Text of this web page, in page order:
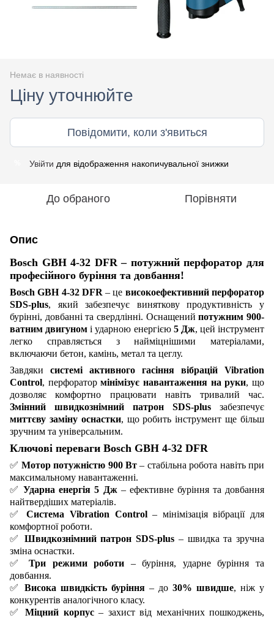
Немає в наявності
Ціну уточнюйте
Повідомити, коли з'явиться
Увійти для відображення накопичувальної знижки
До обраного Порівняти
Опис
Bosch GBH 4-32 DFR – потужний перфоратор для
професійного буріння та довбання!
Bosch GBH 4-32 DFR – це високоефективний перфоратор
SDS-plus, який забезпечує виняткову продуктивність у
бурінні, довбанні та свердлінні. Оснащенийпотужним 900-
ватним двигуном і ударною енергією 5 Дж, цей інструмент
легко справляється з найміцнішими матеріалами,
включаючи бетон, камінь, метал та цеглу.
Завдяки системі активного гасіння вібрацій Vibration
Control, перфоратормінімізує навантаження на руки, що
дозволяє комфортно працювати навіть тривалий час.
Змінний швидкознімний патрон SDS-plus забезпечує
миттєву заміну оснастки, що робить інструмент ще більш
зручним та універсальним.
Ключові переваги Bosch GBH 4-32 DFR
✅ Мотор потужністю 900 Вт – стабільна робота навіть при
максимальному навантаженні.
✅ Ударна енергія 5 Дж– ефективне буріння та довбання
найтвердіших матеріалів.
✅
Система Vibration Control– мінімізація вібрації для
комфортної роботи.
✅
Швидкознімний патрон SDS-plus – швидка та зручна
зміна оснастки.
✅
Три режими роботи – буріння, ударне буріння та
довбання.
✅
Висока швидкість буріння – до 30% швидше, ніж у
конкурентів аналогічного класу.
✅
Міцний корпус– захист від механічних пошкоджень,